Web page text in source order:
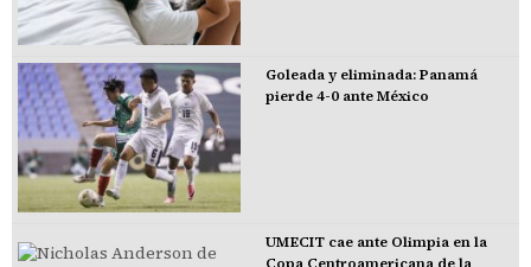
Goleada y eliminada: Panamá
pierde 4-0 ante México
UMECIT cae ante Olimpia en la